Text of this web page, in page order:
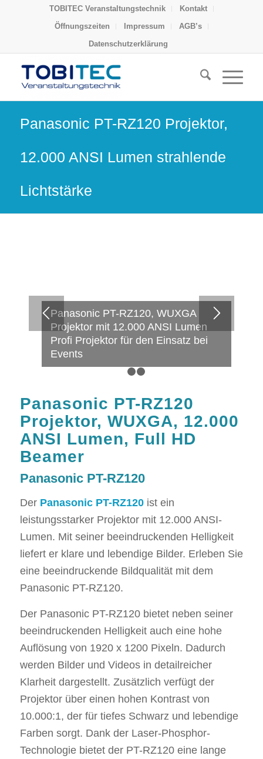
TOBITEC Veranstaltungstechnik
Kontakt
Öffnungszeiten
Impressum
AGB’s
Datenschutzerklärung
Panasonic PT-RZ120 Projektor,
12.000 ANSI Lumen strahlende
Lichtstärke
Panasonic PT-RZ120, WUXGA
Projektor mit 12.000 ANSI Lumen
Profi Projektor für den Einsatz bei
Events
Panasonic PT-RZ120
Projektor, WUXGA, 12.000
ANSI Lumen, Full HD
Beamer
Panasonic PT-RZ120
Der Panasonic PT-RZ120ist ein
leistungsstarker Projektor mit 12.000 ANSI-
Lumen. Mit seiner beeindruckenden Helligkeit
liefert er klare und lebendige Bilder. Erleben Sie
eine beeindruckende Bildqualität mit dem
Panasonic PT-RZ120.
Der Panasonic PT-RZ120 bietet neben seiner
beeindruckenden Helligkeit auch eine hohe
Auflösung von 1920 x 1200 Pixeln. Dadurch
werden Bilder und Videos in detailreicher
Klarheit dargestellt. Zusätzlich verfügt der
Projektor über einen hohen Kontrast von
10.000:1, der für tiefes Schwarz und lebendige
Farben sorgt. Dank der Laser-Phosphor-
Technologie bietet der PT-RZ120 eine lange